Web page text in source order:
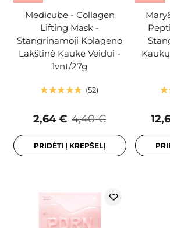
Medicube - Collagen
Lifting Mask -
Stangrinamoji Kolageno
Lakštinė Kaukė Veidui -
1vnt/27g
52
4,40 €
2,64 €
PRIDĖTI Į KREPŠELĮ